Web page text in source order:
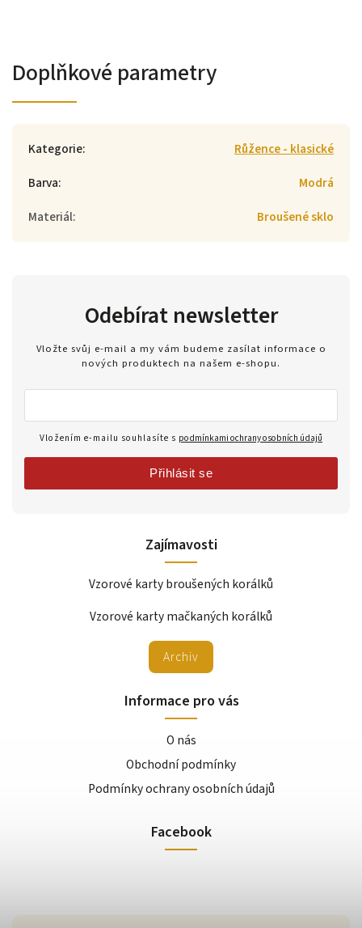
Doplňkové parametry
Kategorie:
Růžence - klasické
Barva:
Modrá
Materiál: Broušené sklo
Zajímavosti
Vzorové karty broušených korálků
Vzorové karty mačkaných korálků
Archiv
Odebírat newsletter
Vložte svůj e-mail a my vám budeme zasílat informace o
nových produktech na našem e-shopu.
Vložením e-mailu souhlasíte s podmínkami ochrany osobních údajů
Přihlásit se
Informace pro vás
O nás
Obchodní podmínky
Podmínky ochrany osobních údajů
Facebook